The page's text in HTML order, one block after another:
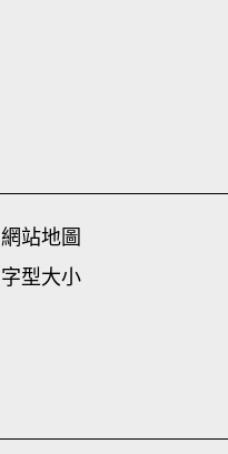
網站地圖
字型大小